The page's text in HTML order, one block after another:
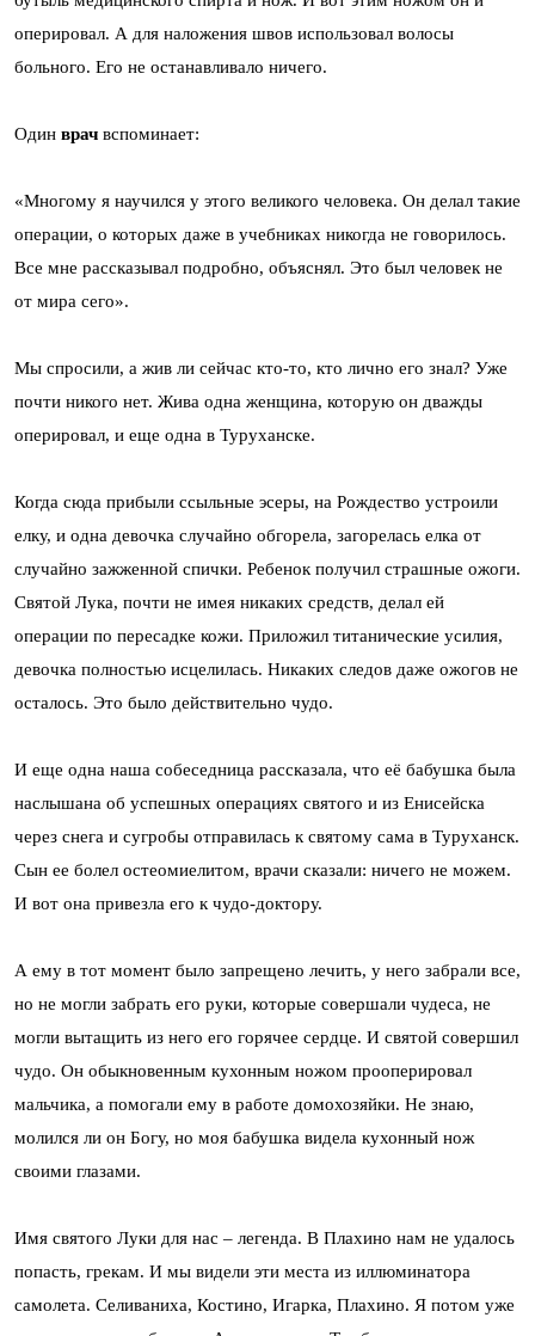
оперировал. А для наложения швов использовал волосы
больного. Его не останавливало ничего.
Один врач вспоминает:
«Многому я научился у этого великого человека. Он делал такие
операции, о которых даже в учебниках никогда не говорилось.
Все мне рассказывал подробно, объяснял. Это был человек не
от мира сего».
Мы спросили, а жив ли сейчас кто-то, кто лично его знал? Уже
почти никого нет. Жива одна женщина, которую он дважды
оперировал, и еще одна в Туруханске.
Когда сюда прибыли ссыльные эсеры, на Рождество устроили
елку, и одна девочка случайно обгорела, загорелась елка от
случайно зажженной спички. Ребенок получил страшные ожоги.
Святой Лука, почти не имея никаких средств, делал ей
операции по пересадке кожи. Приложил титанические усилия,
девочка полностью исцелилась. Никаких следов даже ожогов не
осталось. Это было действительно чудо.
И еще одна наша собеседница рассказала, что её бабушка была
наслышана об успешных операциях святого и из Енисейска
через снега и сугробы отправилась к святому сама в Туруханск.
Сын ее болел остеомиелитом, врачи сказали: ничего не можем.
И вот она привезла его к чудо-доктору.
А ему в тот момент было запрещено лечить, у него забрали все,
но не могли забрать его руки, которые совершали чудеса, не
могли вытащить из него его горячее сердце. И святой совершил
чудо. Он обыкновенным кухонным ножом прооперировал
мальчика, а помогали ему в работе домохозяйки. Не знаю,
молился ли он Богу, но моя бабушка видела кухонный нож
своими глазами.
Имя святого Луки для нас – легенда. В Плахино нам не удалось
попасть, грекам. И мы видели эти места из иллюминатора
самолета. Селиваниха, Костино, Игарка, Плахино. Я потом уже